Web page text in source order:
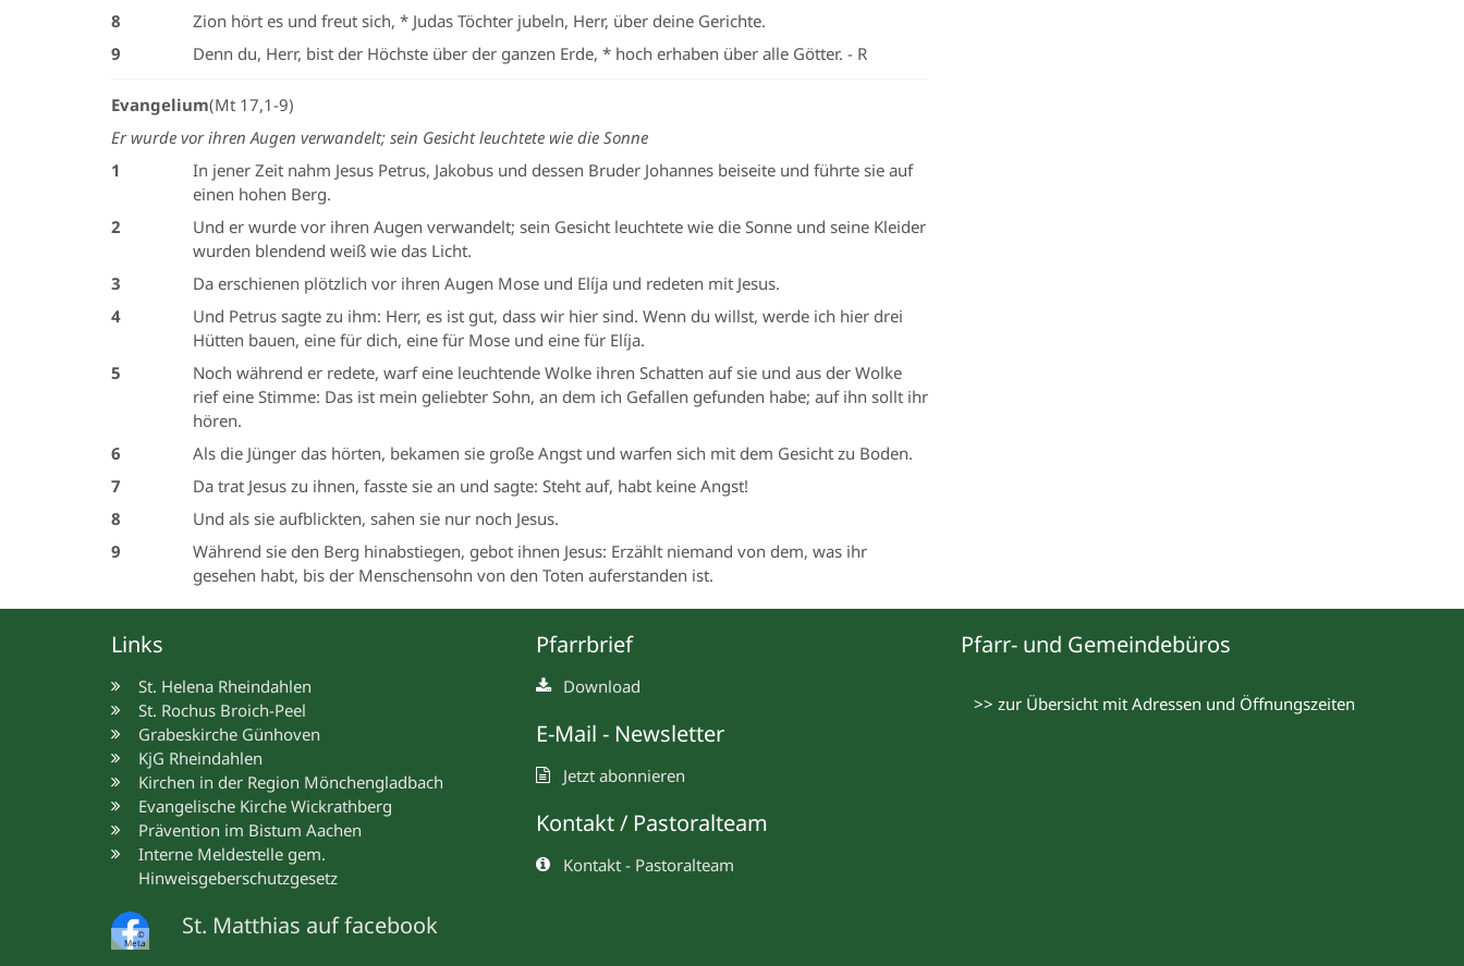
8
Zion hört es und freut sich, * Judas Töchter jubeln, Herr, über deine Gerichte.
9
Denn du, Herr, bist der Höchste über der ganzen Erde, * hoch erhaben über alle Götter. - R
Evangelium(Mt 17,1-9)
Er wurde vor ihren Augen verwandelt; sein Gesicht leuchtete wie die Sonne
1
In jener Zeit nahm Jesus Petrus, Jakobus und dessen Bruder Johannes beiseite und führte sie auf
einen hohen Berg.
2
Und er wurde vor ihren Augen verwandelt; sein Gesicht leuchtete wie die Sonne und seine Kleider
wurden blendend weiß wie das Licht.
3
Da erschienen plötzlich vor ihren Augen Mose und Elíja und redeten mit Jesus.
4
Und Petrus sagte zu ihm: Herr, es ist gut, dass wir hier sind. Wenn du willst, werde ich hier drei
Hütten bauen, eine für dich, eine für Mose und eine für Elíja.
5
Noch während er redete, warf eine leuchtende Wolke ihren Schatten auf sie und aus der Wolke
rief eine Stimme: Das ist mein geliebter Sohn, an dem ich Gefallen gefunden habe; auf ihn sollt ihr
hören.
6
Als die Jünger das hörten, bekamen sie große Angst und warfen sich mit dem Gesicht zu Boden.
7
Da trat Jesus zu ihnen, fasste sie an und sagte: Steht auf, habt keine Angst!
8
Und als sie aufblickten, sahen sie nur noch Jesus.
9
Während sie den Berg hinabstiegen, gebot ihnen Jesus: Erzählt niemand von dem, was ihr
gesehen habt, bis der Menschensohn von den Toten auferstanden ist.
Links
St. Helena Rheindahlen
St. Rochus Broich-Peel
Grabeskirche Günhoven
KjG Rheindahlen
Kirchen in der Region Mönchengladbach
Evangelische Kirche Wickrathberg
Prävention im Bistum Aachen
Interne Meldestelle gem.
Hinweisgeberschutzgesetz
©
Meta
St. Matthias auf facebook
Pfarrbrief
Download
E-Mail - Newsletter
Jetzt abonnieren
Kontakt / Pastoralteam
Kontakt - Pastoralteam
Pfarr- und Gemeindebüros
>> zur Übersicht mit Adressen und Öffnungszeiten